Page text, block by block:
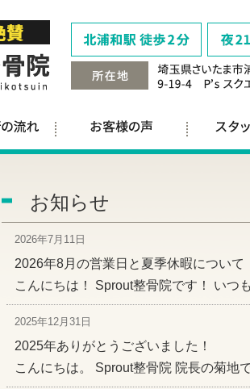
お知らせ
2026年7月11日
2026年8月の営業日と夏季休暇について
こんにちは！ Sprout整骨院です！ い
2025年12月31日
2025年ありがとうございました！
こんにちは。 Sprout整骨院 院長の菊